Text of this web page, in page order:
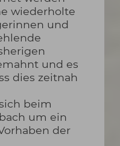
wiederholte
und
und es
dies zeitnah
beim
um ein
der